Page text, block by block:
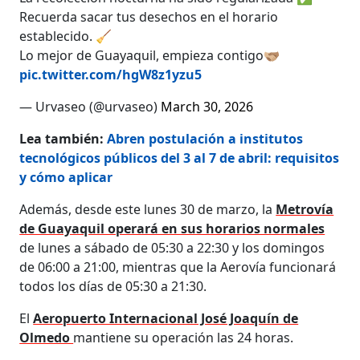
Recuerda sacar tus desechos en el horario
establecido. 🧹
Lo mejor de Guayaquil, empieza contigo🫱🏼‍🫲🏽
pic.twitter.com/hgW8z1yzu5
— Urvaseo (@urvaseo) March 30, 2026
Lea también:Abren postulación a institutos
tecnológicos públicos del 3 al 7 de abril: requisitos
y cómo aplicar
Además, desde este lunes 30 de marzo, la Metrovía
de Guayaquil operará en sus horarios normales
de lunes a sábado de 05:30 a 22:30 y los domingos
de 06:00 a 21:00, mientras que la Aerovía funcionará
todos los días de 05:30 a 21:30.
ElAeropuerto Internacional José Joaquín de
Olmedo mantiene su operación las 24 horas.